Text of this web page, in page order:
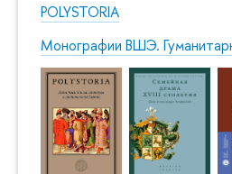
POLYSTORIA
Монографии ВШЭ.